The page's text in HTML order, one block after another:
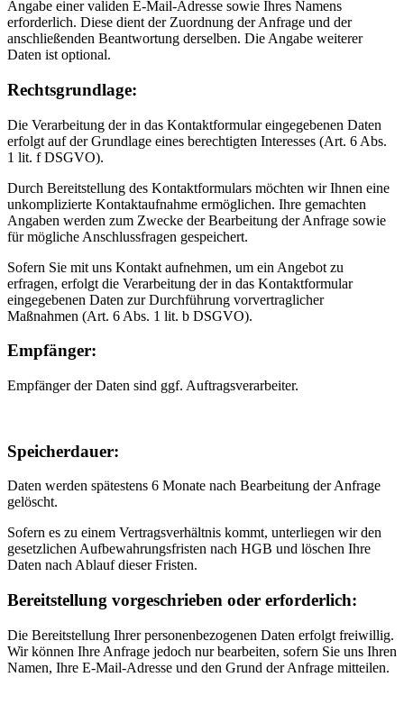
Angabe einer validen E-Mail-Adresse sowie Ihres Namens
erforderlich. Diese dient der Zuordnung der Anfrage und der
anschließenden Beantwortung derselben. Die Angabe weiterer
Daten ist optional.
Rechtsgrundlage:
Die Verarbeitung der in das Kontaktformular eingegebenen Daten
erfolgt auf der Grundlage eines berechtigten Interesses (Art. 6 Abs.
1 lit. f DSGVO).
Durch Bereitstellung des Kontaktformulars möchten wir Ihnen eine
unkomplizierte Kontaktaufnahme ermöglichen. Ihre gemachten
Angaben werden zum Zwecke der Bearbeitung der Anfrage sowie
für mögliche Anschlussfragen gespeichert.
Sofern Sie mit uns Kontakt aufnehmen, um ein Angebot zu
erfragen, erfolgt die Verarbeitung der in das Kontaktformular
eingegebenen Daten zur Durchführung vorvertraglicher
Maßnahmen (Art. 6 Abs. 1 lit. b DSGVO).
Empfänger:
Empfänger der Daten sind ggf. Auftragsverarbeiter.
Speicherdauer:
Daten werden spätestens 6 Monate nach Bearbeitung der Anfrage
gelöscht.
Sofern es zu einem Vertragsverhältnis kommt, unterliegen wir den
gesetzlichen Aufbewahrungsfristen nach HGB und löschen Ihre
Daten nach Ablauf dieser Fristen.
Bereitstellung vorgeschrieben oder erforderlich:
Die Bereitstellung Ihrer personenbezogenen Daten erfolgt freiwillig.
Wir können Ihre Anfrage jedoch nur bearbeiten, sofern Sie uns Ihren
Namen, Ihre E-Mail-Adresse und den Grund der Anfrage mitteilen.